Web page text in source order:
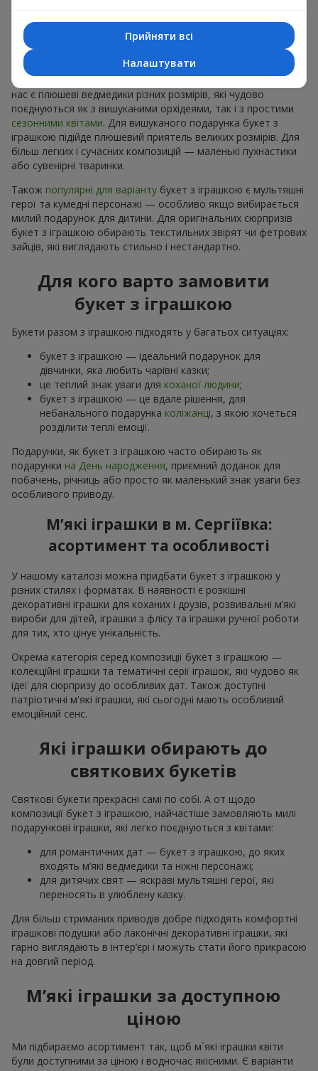
варіанти, що створюють поєднання букет з іграшкою,
використовуючи
троянди,гербериабо ніжні
Іграшок також багато. Проте, найчастіше наші клієнти
обирають, як букет з іграшкою композицію ведмедик з
квітами. Це класика, яка ніколи не підводить. До того ж у
нас є плюшеві ведмедики різних розмірів, які чудово
поєднуються як з вишуканими орхідеями, так і з простими
сезонними квітами. Для вишуканого подарунка букет з
іграшкою підійде плюшевий приятель великих розмірів. Для
більш легких і сучасних композицій — маленькі пухнастики
або сувенірні тваринки.
Також популярні для варіанту букет з іграшкою є мультяшні
герої та кумедні персонажі — особливо якщо вибирається
милий подарунок для дитини. Для оригінальних сюрпризів
букет з іграшкою обирають текстильних звірят чи фетрових
зайців, які виглядають стильно і нестандартно.
Для кого варто замовити
букет з іграшкою
Букети разом з іграшкою підходять у багатьох ситуаціях:
букет з іграшкою — ідеальний подарунок для
дівчинки, яка любить чарівні казки;
це теплий знак уваги для коханої людини;
букет з іграшкою — це вдале рішення, для
небанального подарунка коліжанці, з якою хочеться
розділити теплі емоції.
Подарунки, як букет з іграшкою часто обирають як
подарунки на День народження, приємний доданок для
побачень, річниць або просто як маленький знак уваги без
особливого приводу.
М’які іграшки в м. Сергіївка:
асортимент та особливості
У нашому каталозі можна придбати букет з іграшкою у
різних стилях і форматах. В наявності є розкішні
декоративні іграшки для коханих і друзів, розвивальні м’які
вироби для дітей, іграшки з флісу та іграшки ручної роботи
для тих, хто цінує унікальність.
Окрема категорія серед композиції букет з іграшкою —
колекційні іграшки та тематичні серії іграшок, які чудово як
ідеї для сюрпризу до особливих дат. Також доступні
патріотичні м'які іграшки, які сьогодні мають особливий
емоційний сенс.
Які іграшки обирають до
святкових букетів
Святкові букети прекрасні самі по собі. А от щодо
композиції букет з іграшкою, найчастіше замовляють милі
подарункові іграшки, які легко поєднуються з квітами:
для романтичних дат — букет з іграшкою, до яких
входять м’які ведмедики та ніжні персонажі;
для дитячих свят — яскраві мультяшні герої, які
переносять в улюблену казку.
Для більш стриманих приводів добре підходять комфортні
іграшкові подушки або лаконічні декоративні іграшки, які
гарно виглядають в інтер’єрі і можуть стати його прикрасою
на довгий період.
М’які іграшки за доступною
ціною
Ми підбираємо асортимент так, щоб м`які іграшки квіти
були доступними за ціною і водночас якісними. Є варіанти
Прийняти всі
Налаштувати